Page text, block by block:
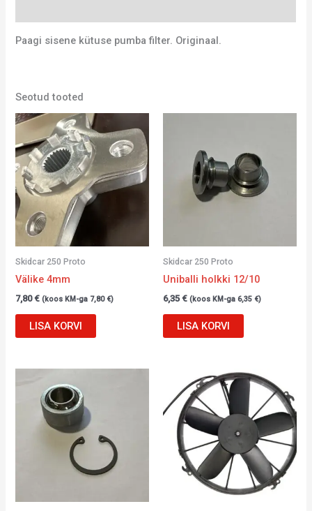
Paagi sisene kütuse pumba filter. Originaal.
Seotud tooted
Skidcar 250 Proto
Välike 4mm
7,80€ (koos KM-ga 7,80 €)
LISA KORVI
Skidcar 250 Proto
Uniballi holkki 12/10
6,35 € (koos KM-ga 6,35 €)
LISA KORVI